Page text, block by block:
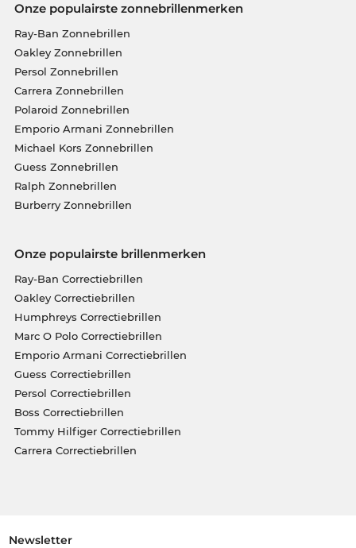
Onze populairste zonnebrillenmerken
Ray-Ban Zonnebrillen
Oakley Zonnebrillen
Persol Zonnebrillen
Carrera Zonnebrillen
Polaroid Zonnebrillen
Emporio Armani Zonnebrillen
Michael Kors Zonnebrillen
Guess Zonnebrillen
Ralph Zonnebrillen
Burberry Zonnebrillen
Onze populairste brillenmerken
Ray-Ban Correctiebrillen
Oakley Correctiebrillen
Humphreys Correctiebrillen
Marc O Polo Correctiebrillen
Emporio Armani Correctiebrillen
Guess Correctiebrillen
Persol Correctiebrillen
Boss Correctiebrillen
Tommy Hilfiger Correctiebrillen
Carrera Correctiebrillen
Newsletter